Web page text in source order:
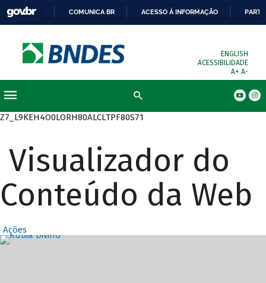
COMUNICA BR ACESSO À INFORMAÇÃO
ENGLISH
ACESSIBILIDADE
A+ A-
Z7_L9KEH4O0LORH80ALCLTPF80S71
Visualizador do
Conteúdo da Web
Ações
Destaques